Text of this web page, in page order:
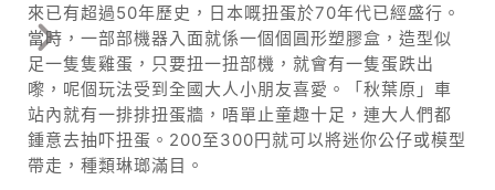
來已有超過50年歷史，日本嘅扭蛋於70年代已經盛行。
當時，一部部機器入面就係一個個圓形塑膠盒，造型似
足一隻隻雞蛋，只要扭一扭部機，就會有一隻蛋跌出
嚟，呢個玩法受到全國大人小朋友喜愛。「秋葉原」車
站內就有一排排扭蛋牆，唔單止童趣十足，連大人們都
鍾意去抽吓扭蛋。200至300円就可以將迷你公仔或模型
帶走，種類琳瑯滿目。